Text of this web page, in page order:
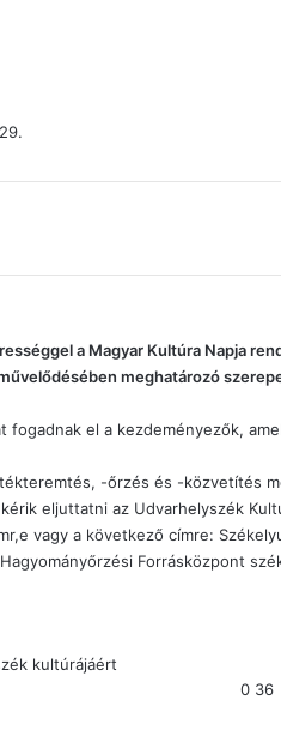
a Magyar Kultúra Napja
meghatározó
el a kezdeményezők,
-őrzés és -közvetítés
eljuttatni az Udvarhelyszék
vagy a következő címre:
Forrásközpont
kultúrájáért
0 36